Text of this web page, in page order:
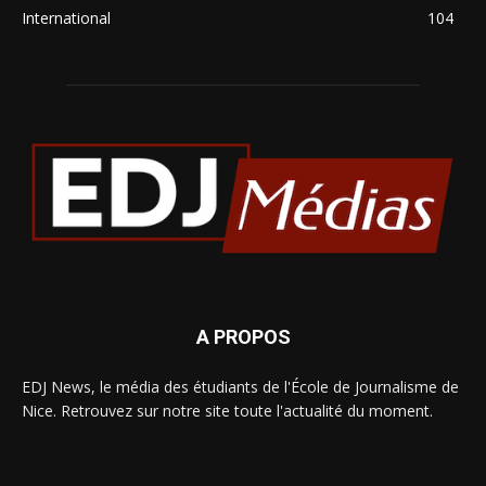
International 104
A PROPOS
EDJ News, le média des étudiants de l'École de Journalisme de
Nice. Retrouvez sur notre site toute l'actualité du moment.